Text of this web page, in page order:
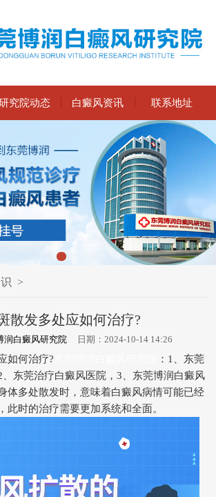
究院动态 白癜风资讯 联系地址
>
散发多处应如何治疗?
润白癜风研究院 日期：2024-10-14 14:26
何治疗?
：1、东莞
东莞治疗白癜风医院，3、东莞博润白癜风
体多处散发时，意味着白癜风病情可能已经
此时的治疗需要更加系统和全面。